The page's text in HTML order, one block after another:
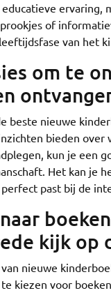
ervaring,
of
van het
om te
beste nieuwe
bieden
kun je een
Het kan je
past bij de
kijk op
nieuwe
kiezen voor